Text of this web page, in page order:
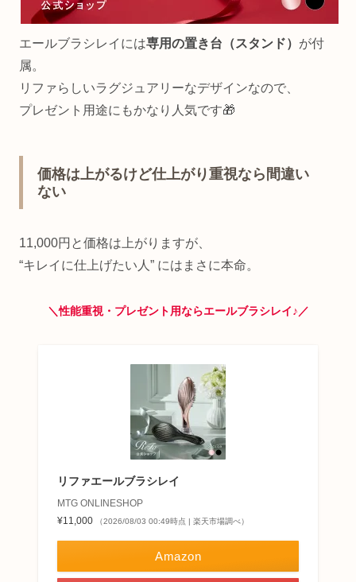
エールブラシレイには専用の置き台（スタンド） が付
属。
リファらしいラグジュアリーなデザインなので、
プレゼント用途にもかなり人気です🎁
価格は上がるけど仕上がり重視なら間違い
ない
11,000円と価格は上がりますが、
“キレイに仕上げたい人” にはまさに本命。
＼性能重視・プレゼント用ならエールブラシレイ♪／
リファエールブラシレイ
MTG ONLINESHOP
¥11,000
（2026/08/03 00:49時点 | 楽天市場調べ）
Amazon